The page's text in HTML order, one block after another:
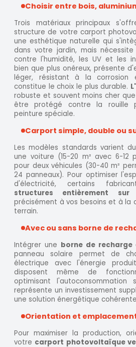
Choisir entre bois,
Trois matériaux principaux
structure de votre carport
une esthétique naturelle qui
dans votre jardin, mais
contre l'humidité, les UV et les
bien que plus onéreux, présente
léger, résistant à la corrosion
constitue le choix le plus durable.
robuste et souvent moins cher
être protégé contre la rouille
peinture spéciale.
Carport simple, double ou
Les modèles standards varient
une voiture (15-20 m² avec 6-12
pour deux véhicules (30-40 m²
24 panneaux). Pour optimiser
d'électricité, certains
structures entièrement sur
précisément à vos besoins et à la
terrain.
Avec ou sans borne de
Intégrer une borne de recharge
panneau solaire permet de
électrique avec l'énergie
disposent même de
optimisant l'autoconsommation
représente un investissement
une solution énergétique
Orientation et
Pour maximiser la production,
votre carport photovoltaïque